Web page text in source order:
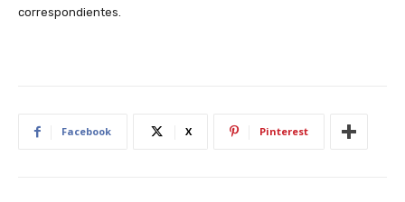
correspondientes.
Facebook X Pinterest